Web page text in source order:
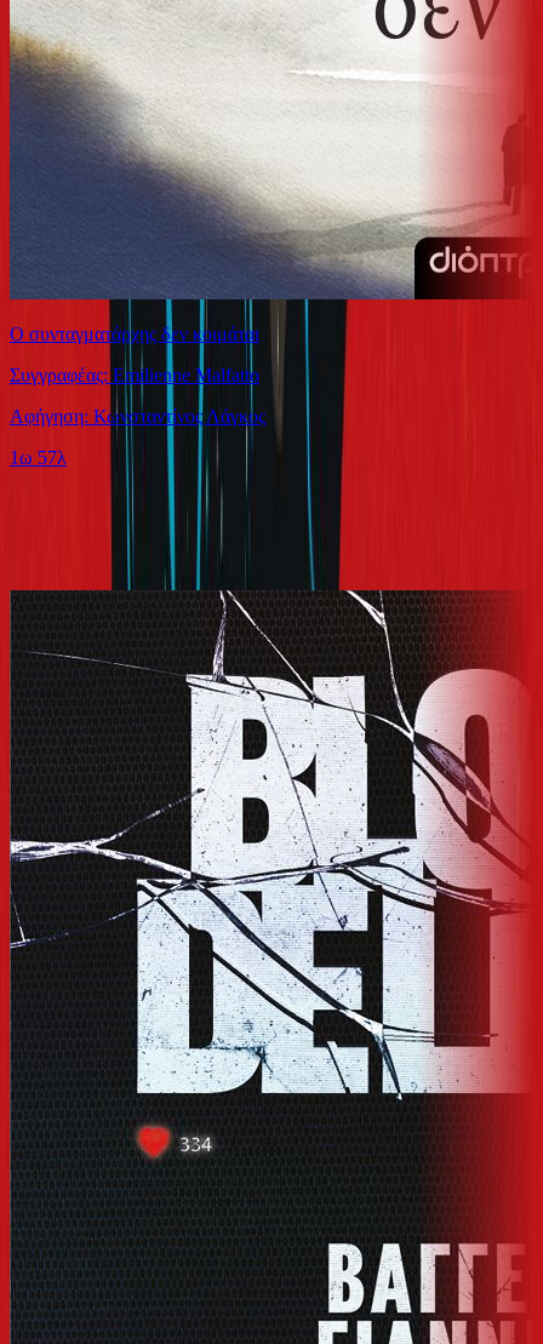
Ο συνταγματάρχης δεν κοιμάται
Συγγραφέας: Emilienne Malfatto
Αφήγηση: Κωνσταντίνος Λάγκος
1ω 57λ
Ίδιος Αφηγητής